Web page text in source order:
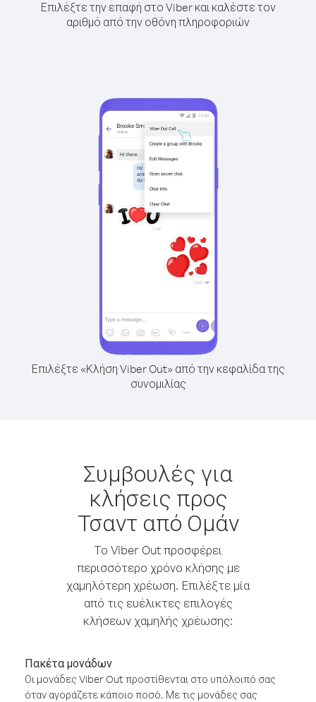
Επιλέξτε την επαφή στο Viber και καλέστε τον
αριθμό από την οθόνη πληροφοριών
Επιλέξτε «Κλήση Viber Out» από την κεφαλίδα της
συνομιλίας
Συμβουλές για
κλήσεις προς
Τσαντ από Ομάν
Το Viber Out προσφέρει
περισσότερο χρόνο κλήσης με
χαμηλότερη χρέωση. Επιλέξτε μία
από τις ευέλικτες επιλογές
κλήσεων χαμηλής χρέωσης:
Πακέτα μονάδων
Οι μονάδες Viber Out προστίθενται στο υπόλοιπό σας
όταν αγοράζετε κάποιο ποσό. Με τις μονάδες σας